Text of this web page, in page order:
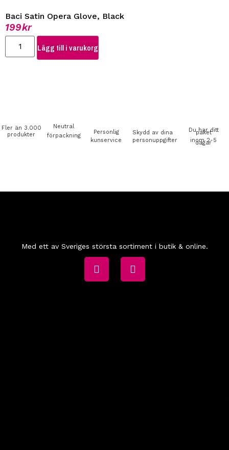
Baci Satin Opera Glove, Black
199kr
Lägg till i varukorg
Fler än 3.000
produkter
Neutral
förpackning
Personlig
kunservice
Skydd av dina
personuppgifter
Du har ditt
paket
inom 2-5
dagar
Med ett av Sveriges största sortiment i butik & online.